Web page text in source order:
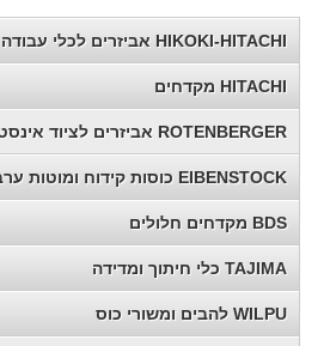
HIKOKI-HITACHI אביזרים לכלי עבודה וגינון
HITACHI מקדחים
ROTENBERGER אביזרים לציוד אינסטלציה
EIBENSTOCK כוסות קידוח ומוטות ערבול
BDS מקדחים חלולים
TAJIMA כלי חיתוך ומדידה
WILPU להבים ומשורי כוס